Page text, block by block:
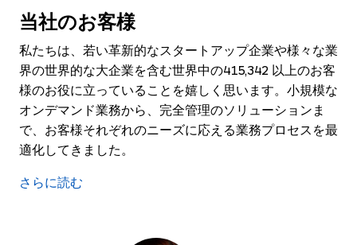
当社のお客様
私たちは、若い革新的なスタートアップ企業や様々な業
界の世界的な大企業を含む世界中の415,342 以上のお客
様のお役に立っていることを嬉しく思います。小規模な
オンデマンド業務から、完全管理のソリューションま
で、お客様それぞれのニーズに応える業務プロセスを最
適化してきました。
さらに読む